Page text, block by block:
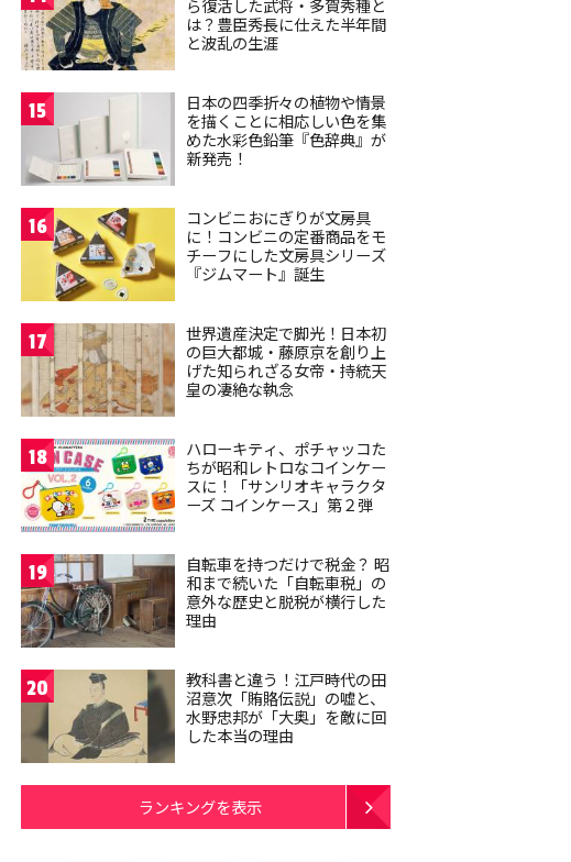
ら復活した武将・多賀秀種と
は？豊臣秀長に仕えた半年間
と波乱の生涯
15
日本の四季折々の植物や情景
を描くことに相応しい色を集
めた水彩色鉛筆『色辞典』が
新発売！
16
コンビニおにぎりが文房具
に！コンビニの定番商品をモ
チーフにした文房具シリーズ
『ジムマート』誕生
17
世界遺産決定で脚光！日本初
の巨大都城・藤原京を創り上
げた知られざる女帝・持統天
皇の凄絶な執念
18
ハローキティ、ポチャッコた
ちが昭和レトロなコインケー
スに！「サンリオキャラクタ
ーズ コインケース」第２弾
19
自転車を持つだけで税金？ 昭
和まで続いた「自転車税」の
意外な歴史と脱税が横行した
理由
20
教科書と違う！江戸時代の田
沼意次「賄賂伝説」の嘘と、
水野忠邦が「大奥」を敵に回
した本当の理由
ランキングを表示